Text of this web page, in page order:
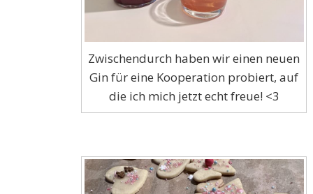
Zwischendurch haben wir einen neuen
Gin für eine Kooperation probiert, auf
die ich mich jetzt echt freue! <3